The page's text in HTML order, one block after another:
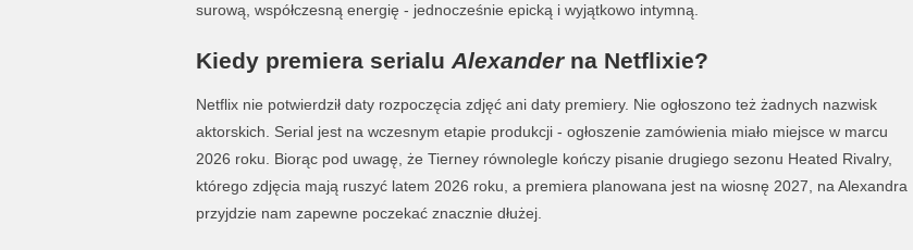
surową, współczesną energię - jednocześnie epicką i wyjątkowo intymną.
Kiedy premiera serialu Alexanderna Netflixie?
Netflix nie potwierdził daty rozpoczęcia zdjęć ani daty premiery. Nie ogłoszono też żadnych nazwisk
aktorskich. Serial jest na wczesnym etapie produkcji - ogłoszenie zamówienia miało miejsce w marcu
2026 roku. Biorąc pod uwagę, że Tierney równolegle kończy pisanie drugiego sezonu Heated Rivalry,
którego zdjęcia mają ruszyć latem 2026 roku, a premiera planowana jest na wiosnę 2027, na Alexandra
przyjdzie nam zapewne poczekać znacznie dłużej.